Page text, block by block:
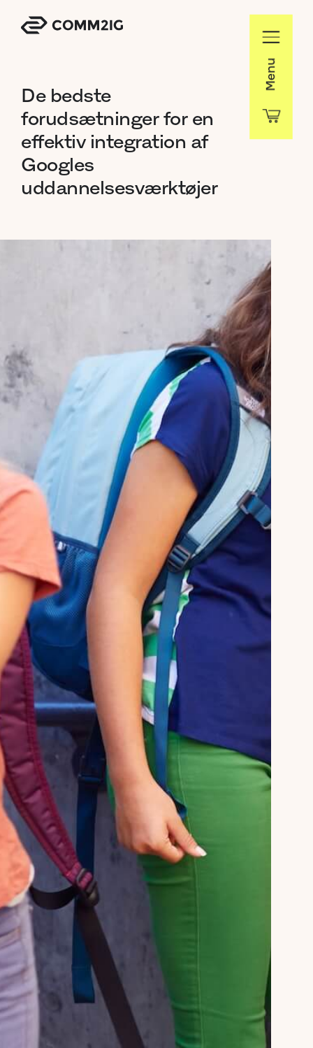
Menu
De bedste
forudsætninger for en
effektiv integration af
Googles
uddannelsesværktøjer